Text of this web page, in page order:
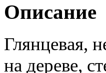
Описание
Глянцевая,
на дереве,